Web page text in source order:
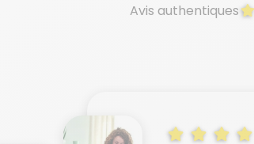
Avis authentiques